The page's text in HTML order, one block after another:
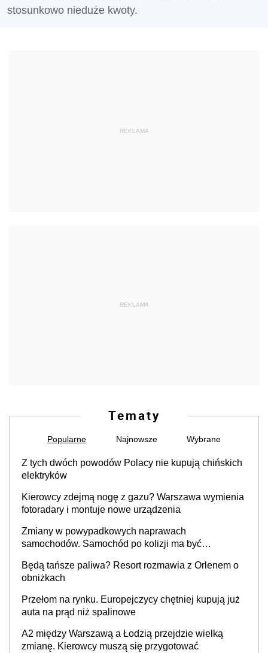
stosunkowo nieduże kwoty.
REKLAMA
REKLAMA
Tematy
Popularne Najnowsze Wybrane
Z tych dwóch powodów Polacy nie kupują chińskich
elektryków
Kierowcy zdejmą nogę z gazu? Warszawa wymienia
fotoradary i montuje nowe urządzenia
Zmiany w powypadkowych naprawach
samochodów. Samochód po kolizji ma być
producenta
Będą tańsze paliwa? Resort rozmawia z Orlenem o
obniżkach
Przełom na rynku. Europejczycy chętniej kupują już
auta na prąd niż spalinowe
A2 między Warszawą a Łodzią przejdzie wielką
zmianę. Kierowcy muszą się przygotować